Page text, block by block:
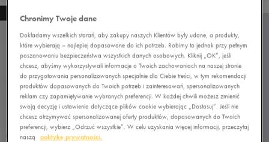
PRODUKT SPECJALNY
Chronimy Twoje dane
Dokładamy wszelkich starań, aby zakupy naszych Klientów były udane, a produkty,
które wybierają – najlepiej dopasowane do ich potrzeb. Robimy to jednak przy pełnym
poszanowaniu bezpieczeństwa wszystkich danych osobowych. Kliknij „OK”, jeśli
chcesz, abyśmy wykorzystywali informacje o Twoich zachowaniach na naszej stronie
do przygotowania personalizowanych specjalnie dla Ciebie treści, w tym rekomendacji
produktów dopasowanych do Twoich potrzeb i zainteresowań, spersonalizowanych
reklam czy zapamiętywanie wybranych preferencji. W każdej chwili możesz zmienić
swoją decyzję i ustawienia dotyczące plików cookie wybierając „Dostosuj”. Jeśli nie
chcesz otrzymywać spersonalizowanej oferty produktów, dopasowanych do Twoich
preferencji, wybierz „Odrzuć wszystkie”. W celu uzyskania więcej informacji, przeczytaj
naszą
politykę prywatności.